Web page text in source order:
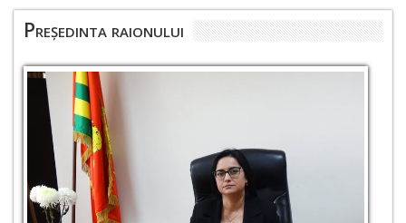
Președinta raionului